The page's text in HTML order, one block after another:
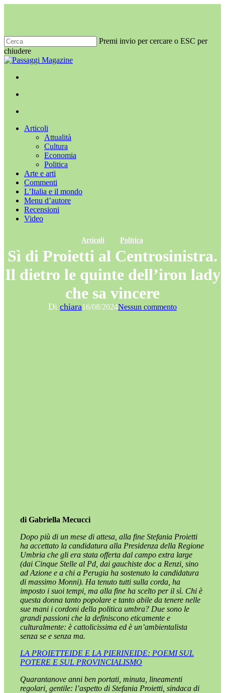
principale
Premi invio per cercare o ESC per
chiudere
Chiudi
Menu
cerca
Menu
Articoli
Attualità
Cultura
Economia
Politica
Arte e arti
Commenti
L’Italia e il mondo
Menu d’autore
Recensioni
Video
Articoli Politica
Sì di Proietti al Centrosinistra.
Il dietro le quinte dell’iron lady
che sa vincere
Di chiara16/08/2024Nessun commento
di Gabriella Mecucci
Dopo più di un mese di attesa, alla fine Stefania Proietti
ha accettato la candidatura alla Presidenza della Regione
Umbria che gli era stata offerta dal campo extra large
(dai Cinque Stelle al Pd, dai gauchiste doc a Renzi, sino
ad Azione e a chi a Perugia ha sostenuto la candidatura
di massimo Monni). Ha tenuto tutti sulla corda, ha
imposto i suoi tempi, ma alla fine ha scelto per il sì. Chi è
questa donna tanto popolare e tanto abile da tenere nelle
sue mani i cordoni della politica umbra? Due sono le
grandi passioni che la definiscono eticamente e
culturalmente: è cattolicissima ed è un’ambientalista
senza se e senza ma.
LA PROIETTEIDE E LA PIERINEIDE: POEMI SUL
POTERE E SUL PROVINCIALISMO
Quarantanove anni ben portati, minuta, lineamenti
regolari, gentile: l’aspetto di Stefania Proietti, sindaca di